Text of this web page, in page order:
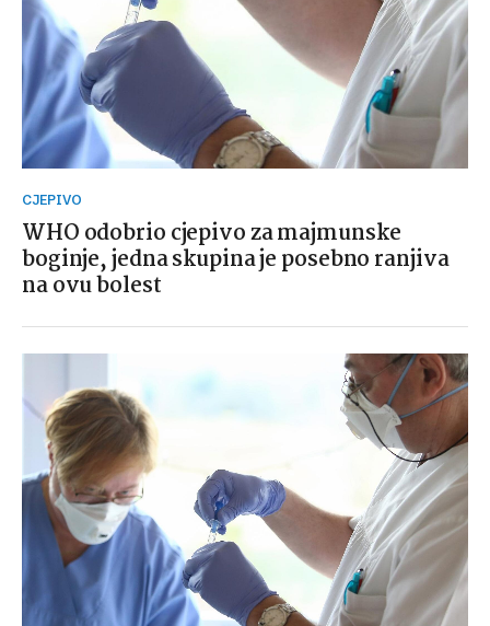
CJEPIVO
WHO odobrio cjepivo za majmunske
boginje, jedna skupina je posebno ranjiva
na ovu bolest